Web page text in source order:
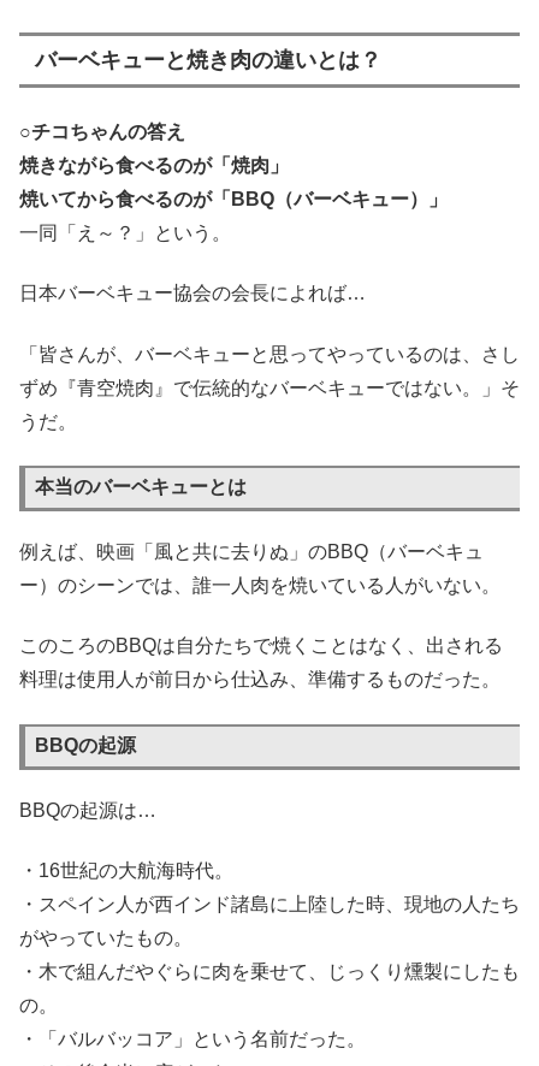
バーベキューと焼き肉の違いとは？
○チコちゃんの答え
焼きながら食べるのが「焼肉」
焼いてから食べるのが「BBQ（バーベキュー）」
一同「え～？」という。
日本バーベキュー協会の会長によれば…
「皆さんが、バーベキューと思ってやっているのは、さし
ずめ『青空焼肉』で伝統的なバーベキューではない。」そ
うだ。
本当のバーベキューとは
例えば、映画「風と共に去りぬ」のBBQ（バーベキュ
ー）のシーンでは、誰一人肉を焼いている人がいない。
このころのBBQは自分たちで焼くことはなく、出される
料理は使用人が前日から仕込み、準備するものだった。
BBQの起源
BBQの起源は…
・16世紀の大航海時代。
・スペイン人が西インド諸島に上陸した時、現地の人たち
がやっていたもの。
・木で組んだやぐらに肉を乗せて、じっくり燻製にしたも
の。
・「バルバッコア」という名前だった。